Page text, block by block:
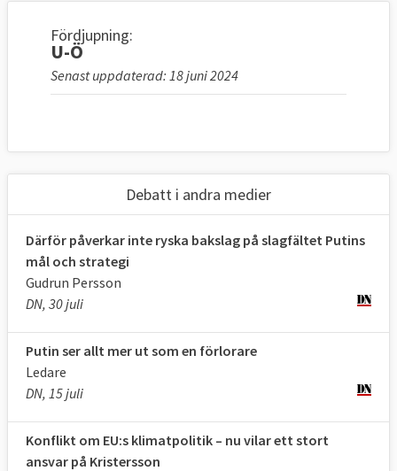
Fördjupning:
U-Ö
Senast uppdaterad: 18 juni 2024
Debatt i andra medier
Därför påverkar inte ryska bakslag på slagfältet Putins
mål och strategi
Gudrun Persson
DN, 30 juli
Putin ser allt mer ut som en förlorare
Ledare
DN, 15 juli
Konflikt om EU:s klimatpolitik – nu vilar ett stort
ansvar på Kristersson